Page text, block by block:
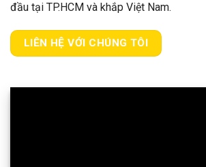
đầu tại TP.HCM và khắp Việt Nam.
LIÊN HỆ VỚI CHÚNG TÔI